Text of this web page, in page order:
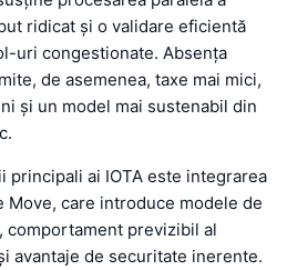
ridicat și o validare eficientă
uri congestionate. Absența
de asemenea, taxe mai mici,
și un model mai sustenabil din
ai IOTA este integrarea
Move, care introduce modele de
comportament previzibil al
avantaje de securitate inerente.